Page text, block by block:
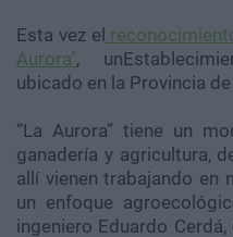
Esta vez el
Aurora",
ubicado en la Provincia
“La Aurora” tiene un
ganadería y agricultura,
allí vienen trabajando en
un enfoque
ingeniero Eduardo